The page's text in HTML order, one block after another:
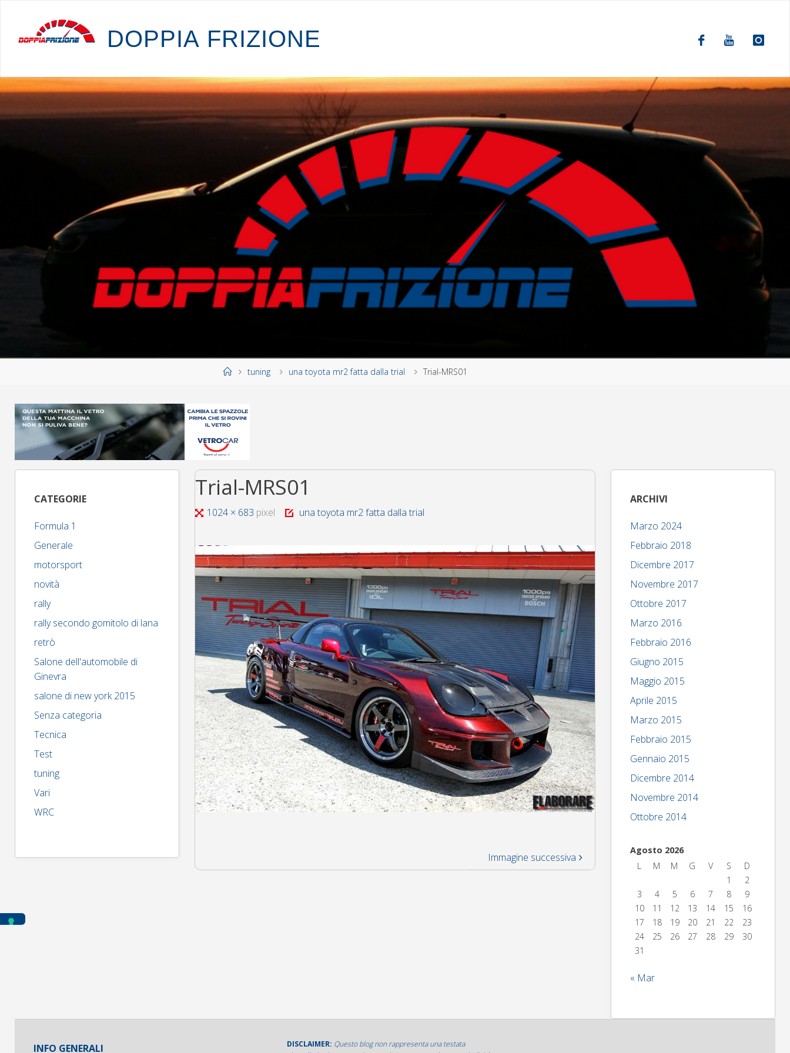
DOPPIA FRIZIONE
Hometuning una toyota mr2 fatta dalla trial Trial-MRS01
Trial-MRS01
Tutta1024 × 683 pixel una toyota mr2 fatta dalla trial
Immagine successiva
CATEGORIE
Formula 1
Generale
motorsport
novità
rally
rally secondo gomitolo di lana
retrò
Salone dell'automobile di
Ginevra
salone di new york 2015
Senza categoria
Tecnica
Test
tuning
Vari
WRC
ARCHIVI
Marzo 2024
Febbraio 2018
Dicembre 2017
Novembre 2017
Ottobre 2017
Marzo 2016
Febbraio 2016
Giugno 2015
Maggio 2015
Aprile 2015
Marzo 2015
Febbraio 2015
Gennaio 2015
Dicembre 2014
Novembre 2014
Ottobre 2014
Agosto 2026
L
M M G V S
D
1
2
3
4 5 6 7 8
9
10
11 12 13 14 15
16
17
18 19 20 21 22
23
24
25 26 27 28 29
30
31
« Mar
INFO GENERALI DISCLAIMER: Questo blog non rappresenta una testata